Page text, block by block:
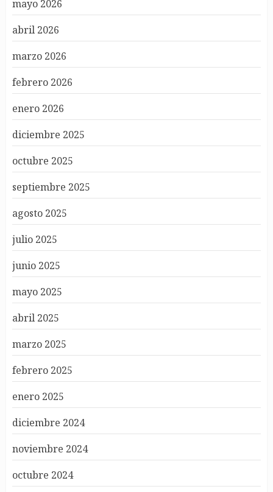
mayo 2026
abril 2026
marzo 2026
febrero 2026
enero 2026
diciembre 2025
octubre 2025
septiembre 2025
agosto 2025
julio 2025
junio 2025
mayo 2025
abril 2025
marzo 2025
febrero 2025
enero 2025
diciembre 2024
noviembre 2024
octubre 2024